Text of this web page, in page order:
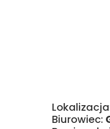
Biurowiec: